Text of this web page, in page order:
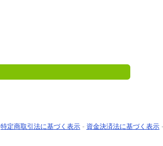
特定商取引法に基づく表示 - 資金決済法に基づく表示 -